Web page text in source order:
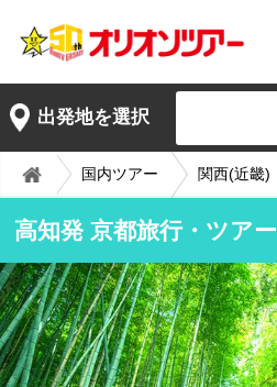
出発地を選択
国内ツアー 関西(近畿)
高知発 京都旅行・ツアー